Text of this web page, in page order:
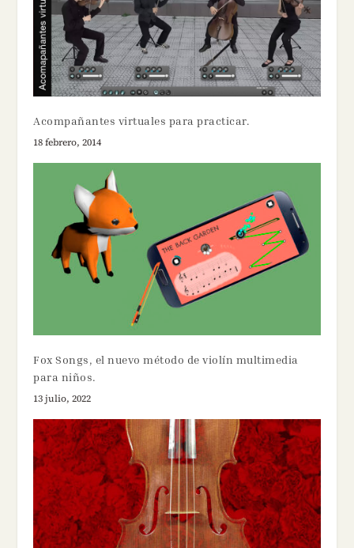
Acompañantes virtuales para practicar.
18 febrero, 2014
Fox Songs, el nuevo método de violín multimedia
para niños.
13 julio, 2022